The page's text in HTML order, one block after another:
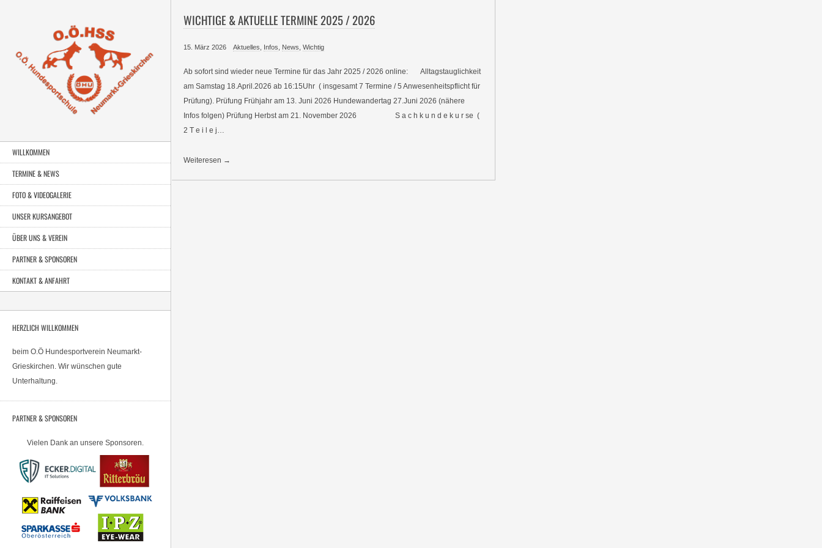
WILLKOMMEN
TERMINE & NEWS
FOTO & VIDEOGALERIE
UNSER KURSANGEBOT
ÜBER UNS & VEREIN
PARTNER & SPONSOREN
KONTAKT & ANFAHRT
HERZLICH WILLKOMMEN
beim O.Ö Hundesportverein Neumarkt-
Grieskirchen. Wir wünschen gute
Unterhaltung.
PARTNER & SPONSOREN
Vielen Dank an unsere Sponsoren.
WICHTIGE & AKTUELLE TERMINE 2025 / 2026
15. März 2026 Aktuelles Infos News Wichtig
Ab sofort sind wieder neue Termine für das Jahr 2025 / 2026 online: Alltagstauglichkeit
am Samstag 18.April.2026 ab 16:15Uhr ( insgesamt 7 Termine / 5 Anwesenheitspflicht für
Prüfung). Prüfung Frühjahr am 13. Juni 2026 Hundewandertag 27.Juni 2026 (nähere
Infos folgen) Prüfung Herbst am 21. November 2026 S a c h k u n d e k u r se (
2 T e i l e j…
Weiteresen →